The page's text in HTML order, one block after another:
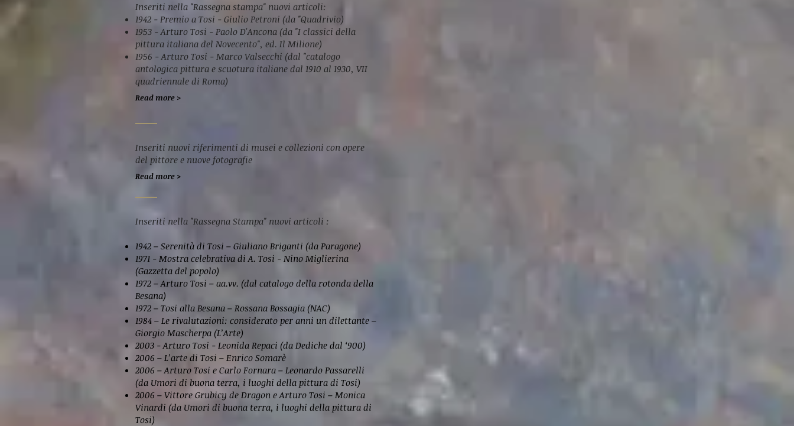
Inseriti nella "Rassegna stampa" nuovi articoli:
1942 - Premio a Tosi - Giulio Petroni (da "Quadrivio)
1953 - Arturo Tosi - Paolo D'Ancona (da "I classici della
pittura italiana del Novecento", ed. Il Milione)
1956 - Arturo Tosi - Marco Valsecchi (dal "catalogo
antologica pittura e scuotura italiane dal 1910 al 1930, VII
quadriennale di Roma)
Read more >
Inseriti nuovi riferimenti di musei e collezioni con opere
del pittore e nuove fotografie
Read more >
Inseriti nella "Rassegna Stampa" nuovi articoli :
1942 – Serenità di Tosi – Giuliano Briganti (da Paragone)
1971 - Mostra celebrativa di A. Tosi - Nino Miglierina
(Gazzetta del popolo)
1972 – Arturo Tosi – aa.vv. (dal catalogo della rotonda della
Besana)
1972 – Tosi alla Besana – Rossana Bossagia (NAC)
1984 – Le rivalutazioni: considerato per anni un dilettante –
Giorgio Mascherpa (L’Arte)
2003 - Arturo Tosi - Leonida Repaci (da Dediche dal ‘900)
2006 – L’arte di Tosi – Enrico Somarè
2006 – Arturo Tosi e Carlo Fornara – Leonardo Passarelli
(da Umori di buona terra, i luoghi della pittura di Tosi)
2006 – Vittore Grubicy de Dragon e Arturo Tosi – Monica
Vinardi (da Umori di buona terra, i luoghi della pittura di
Tosi)